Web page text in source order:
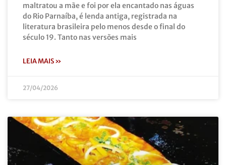
maltratou a mãe e foi por ela encantado nas águas
do Rio Parnaíba, é lenda antiga, registrada na
literatura brasileira pelo menos desde o final do
século 19. Tanto nas versões mais
LEIA MAIS »
27/04/2026